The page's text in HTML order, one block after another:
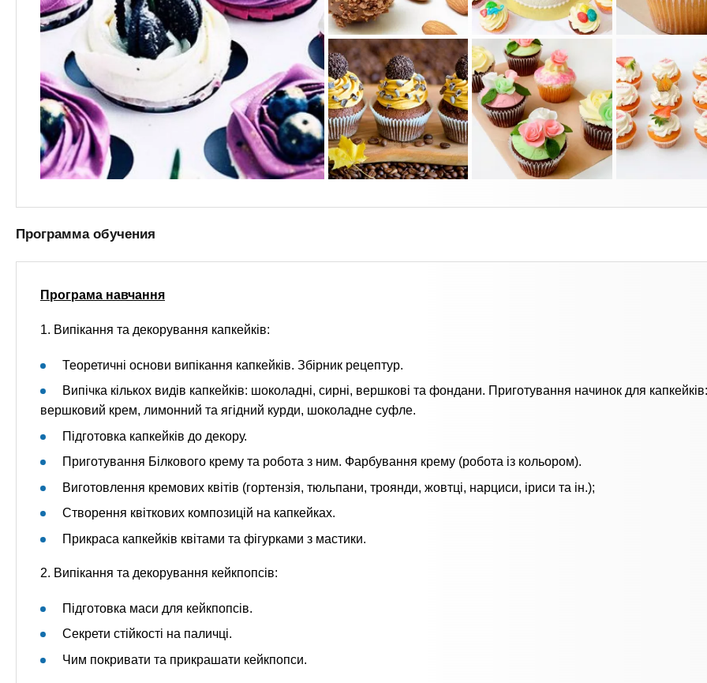
Программа обучения
Програма навчання
1. Випікання та декорування капкейків:
Теоретичні основи випікання капкейків. Збірник рецептур.
Випічка кількох видів капкейків: шоколадні, сирні, вершкові та фондани. Приготування начинок для капкейків:
вершковий крем, лимонний та ягідний курди, шоколадне суфле.
Підготовка капкейків до декору.
Приготування Білкового крему та робота з ним. Фарбування крему (робота із кольором).
Виготовлення кремових квітів (гортензія, тюльпани, троянди, жовтці, нарциси, іриси та ін.);
Створення квіткових композицій на капкейках.
Прикраса капкейків квітами та фігурками з мастики.
2. Випікання та декорування кейкпопсів:
Підготовка маси для кейкпопсів.
Секрети стійкості на паличці.
Чим покривати та прикрашати кейкпопси.